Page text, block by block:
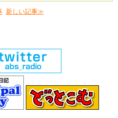
新しい記事≫